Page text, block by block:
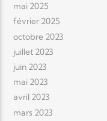
mai 2025
février 2025
octobre 2023
juillet 2023
juin 2023
mai 2023
avril 2023
mars 2023